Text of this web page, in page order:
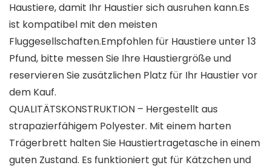
Haustiere, damit Ihr Haustier sich ausruhen kann.Es
ist kompatibel mit den meisten
Fluggesellschaften.Empfohlen für Haustiere unter 13
Pfund, bitte messen Sie Ihre Haustiergröße und
reservieren Sie zusätzlichen Platz für Ihr Haustier vor
dem Kauf.
QUALITÄTSKONSTRUKTION – Hergestellt aus
strapazierfähigem Polyester. Mit einem harten
Trägerbrett halten Sie Haustiertragetasche in einem
guten Zustand. Es funktioniert gut für Kätzchen und